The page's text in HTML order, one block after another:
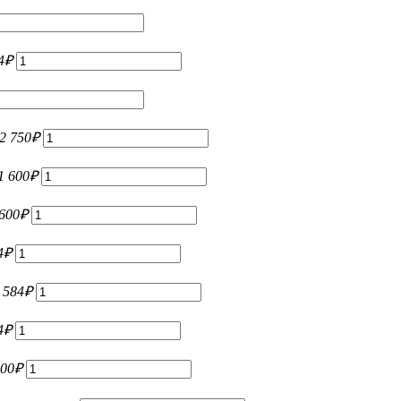
₽
2 750₽
1 600₽
₽
₽
584₽
₽
₽